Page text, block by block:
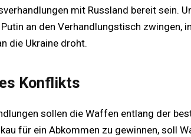
mit Russland bereit sein.
an den Verhandlungstisch zwingen,
die Ukraine droht.
Konflikts
sollen die Waffen entlang der
für ein Abkommen zu gewinnen, soll